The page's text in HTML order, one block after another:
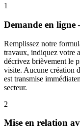
1
Demande en
Remplissez notre
travaux, indiquez votre
décrivez brièvement le
visite. Aucune création
est transmise
secteur.
2
Mise en relation